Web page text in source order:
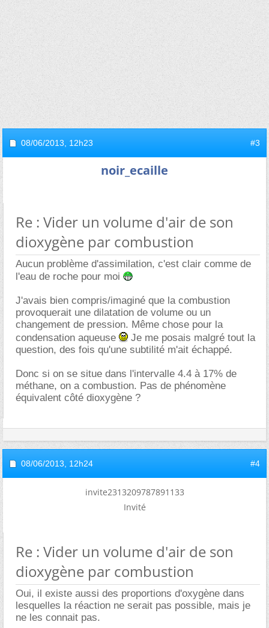
08/06/2013, 12h23 #3
noir_ecaille
Re : Vider un volume d'air de son
dioxygène par combustion
Aucun problème d'assimilation, c'est clair comme de
l'eau de roche pour moi
J'avais bien compris/imaginé que la combustion
provoquerait une dilatation de volume ou un
changement de pression. Même chose pour la
condensation aqueuse
Je me posais malgré tout la
question, des fois qu'une subtilité m'ait échappé.
Donc si on se situe dans l'intervalle 4.4 à 17% de
méthane, on a combustion. Pas de phénomène
équivalent côté dioxygène ?
08/06/2013, 12h24 #4
invite2313209787891133
Invité
Re : Vider un volume d'air de son
dioxygène par combustion
Oui, il existe aussi des proportions d'oxygène dans
lesquelles la réaction ne serait pas possible, mais je
ne les connait pas.